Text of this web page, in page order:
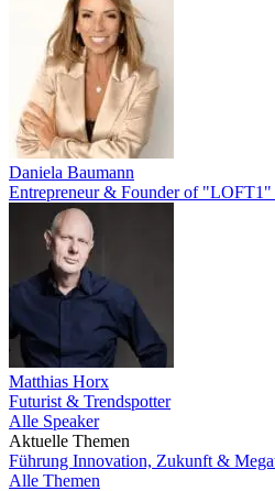
Daniela Baumann
Entrepreneur & Founder of "LOFT1"
Matthias Horx
Futurist & Trendspotter
Alle Speaker
Aktuelle Themen
Führung Innovation, Zukunft &
Alle Themen